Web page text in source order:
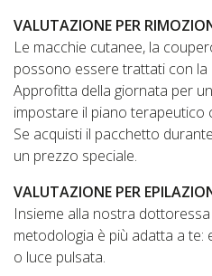
VALUTAZIONE PER
Le macchie cutanee, la
possono essere trattati con la
Approfitta della giornata per
impostare il piano
Se acquisti il pacchetto
un prezzo speciale.
VALUTAZIONE PER
Insieme alla nostra
metodologia è più adatta a te:
o luce pulsata.